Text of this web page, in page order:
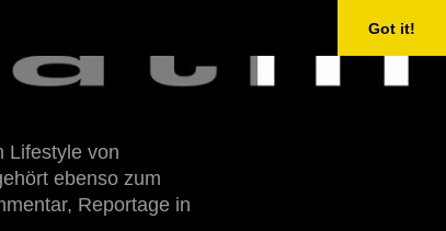
Got it!
Lifestyle von
ebenso zum
Reportage in